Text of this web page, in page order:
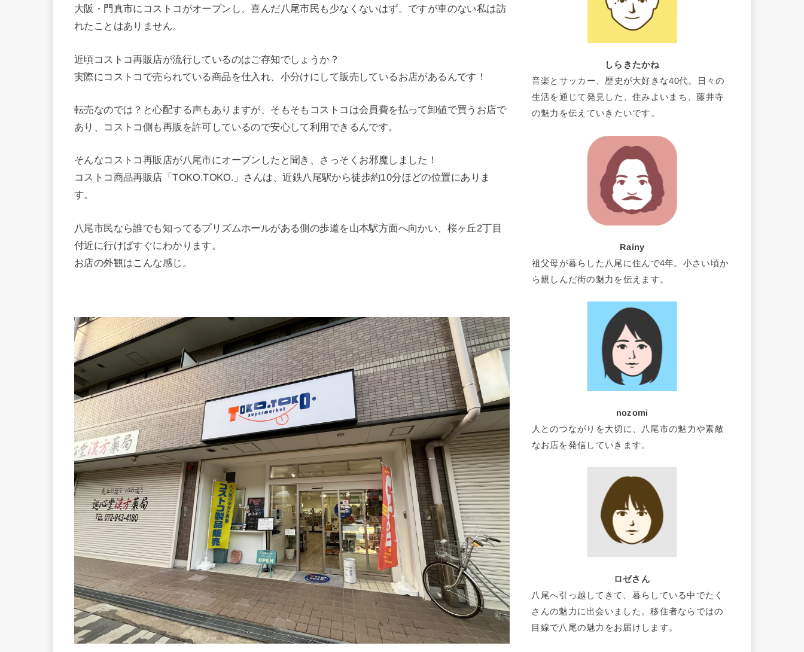
大阪・門真市にコストコがオープンし、喜んだ八尾市民も少なくないはず。ですが車のない私は訪
れたことはありません。
近頃コストコ再販店が流行しているのはご存知でしょうか？
実際にコストコで売られている商品を仕入れ、小分けにして販売しているお店があるんです！
転売なのでは？と心配する声もありますが、そもそもコストコは会員費を払って卸値で買うお店で
あり、コストコ側も再販を許可しているので安心して利用できるんです。
そんなコストコ再販店が八尾市にオープンしたと聞き、さっそくお邪魔しました！
コストコ商品再販店「TOKO.TOKO.」さんは、近鉄八尾駅から徒歩約10分ほどの位置にありま
す。
八尾市民なら誰でも知ってるプリズムホールがある側の歩道を山本駅方面へ向かい、桜ヶ丘2丁目
付近に行けばすぐにわかります。
お店の外観はこんな感じ。
しらきたかね
音楽とサッカー、歴史が大好きな40代。日々の
生活を通じて発見した、住みよいまち、藤井寺
の魅力を伝えていきたいです。
Rainy
祖父母が暮らした八尾に住んで4年。小さい頃か
ら親しんだ街の魅力を伝えます。
nozomi
人とのつながりを大切に、八尾市の魅力や素敵
なお店を発信していきます。
ロゼさん
八尾へ引っ越してきて、暮らしている中でたく
さんの魅力に出会いました。移住者ならではの
目線で八尾の魅力をお届けします。